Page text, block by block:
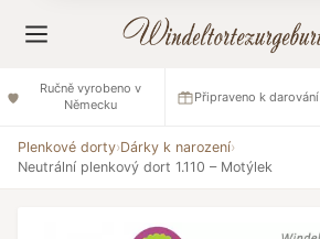
Ručně vyrobeno v
Německu
Připraveno k darování
Plenkové dorty›Dárky k narození›
Neutrální plenkový dort 1.110 – Motýlek